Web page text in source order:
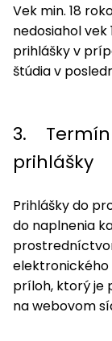
Vek min. 18
nedosiahol vek
prihlášky v
štúdia v
3. Termín
prihlášky
Prihlášky do
do naplnenia
elektronického
príloh, ktorý je
na webovom